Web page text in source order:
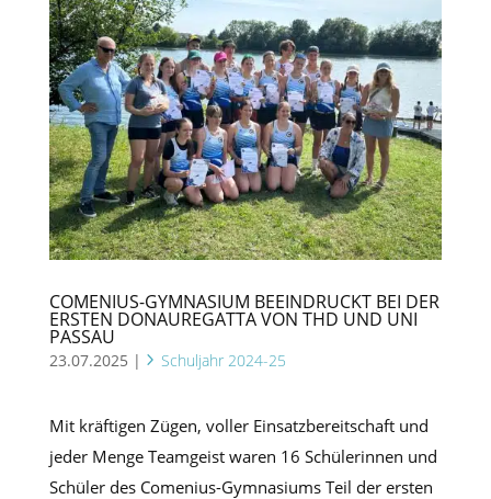
COMENIUS-GYMNASIUM BEEINDRUCKT BEI DER
ERSTEN DONAUREGATTA VON THD UND UNI
PASSAU
23.07.2025 | Schuljahr 2024-25
Mit kräftigen Zügen, voller Einsatzbereitschaft und
jeder Menge Teamgeist waren 16 Schülerinnen und
Schüler des Comenius-Gymnasiums Teil der ersten